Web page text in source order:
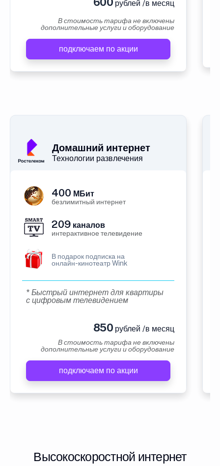
рублей /в месяц
В стоимость тарифа не включены
дополнительные услуги и оборудование
подключаем по акции
Домашний интернет
Технологии развлечения
400 МБит
безлимитный интернет
209 каналов
интерактивное телевидение
В подарок подписка на
онлайн-кинотеатр Wink
* Быстрый интернет для квартиры
с цифровым телевидением
850 рублей /в месяц
В стоимость тарифа не включены
дополнительные услуги и оборудование
подключаем по акции
Высокоскоростной интернет